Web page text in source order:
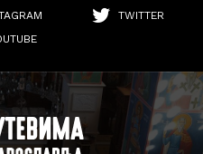
TWITTER